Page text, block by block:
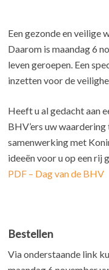
Een gezonde en veilige
Daarom is maandag 6
leven geroepen. Een
inzetten voor de
Heeft u al gedacht aan
BHV’ers uw
samenwerking met
ideeën voor u op een rij
PDF – Dag van de BHV
Bestellen
Via onderstaande link